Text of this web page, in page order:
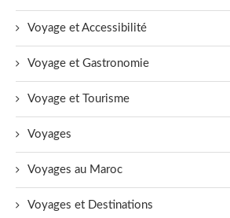
Voyage et Accessibilité
Voyage et Gastronomie
Voyage et Tourisme
Voyages
Voyages au Maroc
Voyages et Destinations